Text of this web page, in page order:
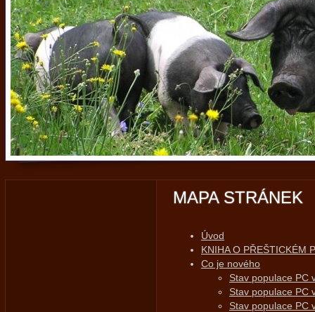
MAPA STRÁNEK
Úvod
KNIHA O PŘEŠTICKÉM
Co je nového
Stav populace PC
Stav populace PC
Stav populace PC